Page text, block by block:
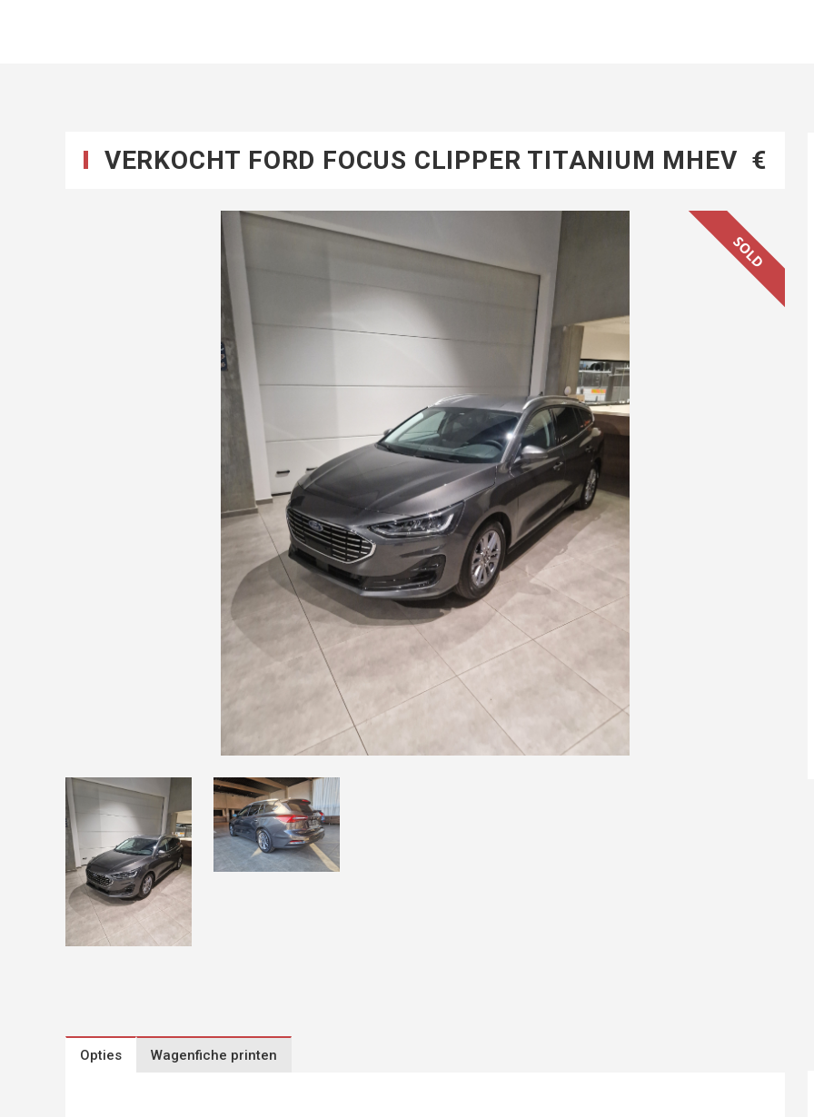
VERKOCHT FORD FOCUS CLIPPER TITANIUM MHEV €
SOLD
Opties Wagenfiche printen